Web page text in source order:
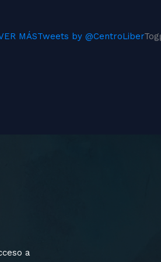
MÁSTweets by @CentroLiber
a